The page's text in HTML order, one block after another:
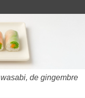
de gingembre